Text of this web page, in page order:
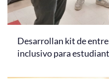
Desarrollan kit de
inclusivo para